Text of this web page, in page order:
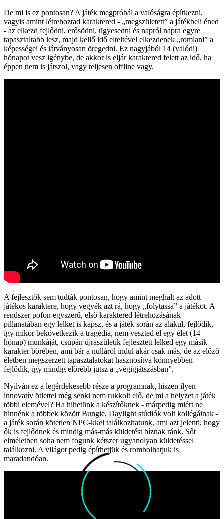
De mi is ez pontosan? A játék megpróbál a valóságra építkezni,
vagyis amint létrehoztad karaktered - „megszületett” a játékbeli éned
- az elkezd fejlődni, erősödni, ügyesedni és napról napra egyre
tapasztaltabb lesz, majd kellő idő elteltével elkezdenek „romlani” a
képességei és látványosan öregedni. Ez nagyjából 14 (valódi)
hónapot vesz igénybe, de akkor is eljár karaktered felett az idő, ha
éppen nem is játszol, vagy teljesen offline vagy.
A fejlesztők sem tudták pontosan, hogy amint meghalt az adott
játékos karaktere, hogy vegyék azt rá, hogy „folytassa” a játékot. A
rendszer pofon egyszerű, első karaktered létrehozásának
pillanatában egy lelket is kapsz, és a játék során az alakul, fejlődik,
így mikor bekövetkezik a tragédia, nem veszted el egy élet (14
hónap) munkáját, csupán újraszületik fejlesztett lelked egy másik
karakter bőrében, ami bár a nulláról indul akár csak más, de az előző
életben megszerzett tapasztalatokat hasznosítva könnyebben
fejlődik, így mindig előrébb jutsz a „végigjátszásban”.
Nyilván ez a legérdekesebb része a programnak, hiszen ilyen
innovatív ötlettel még senki nem rukkolt elő, de mi a helyzet a játék
többi elemével? Ha hihetünk a készítőknek - márpedig miért ne
hinnénk a többek között Bungie, Daylight stúdiók volt kollégáinak -
a játék során kötetlen NPC-kkel találkozhatunk, ami azt jelenti, hogy
ők is fejlődnek és mindig más-más küldetést bíznak ránk. Sőt
elméletben soha nem fogunk kétszer ugyanolyan küldetéssel
találkozni. A világot pedig építhetjük és rombolhatjuk is
maradandóan.